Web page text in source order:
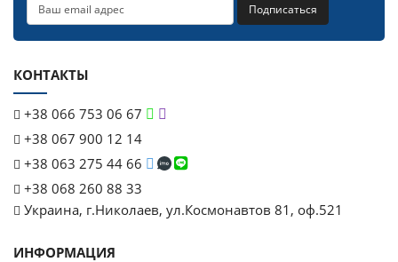
Подписаться
КОНТАКТЫ
+38 066 753 06 67
+38 067 900 12 14
+38 063 275 44 66
+38 068 260 88 33
Украина, г.Николаев, ул.Космонавтов 81, оф.521
ИНФОРМАЦИЯ